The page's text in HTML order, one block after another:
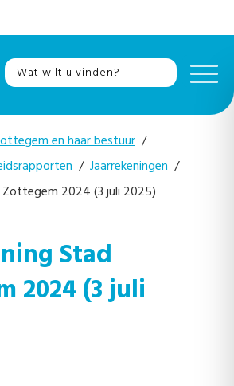
en haar bestuur /
/ Jaarrekeningen /
Zottegem 2024 (3 juli 2025)
Stad
2024 (3 juli